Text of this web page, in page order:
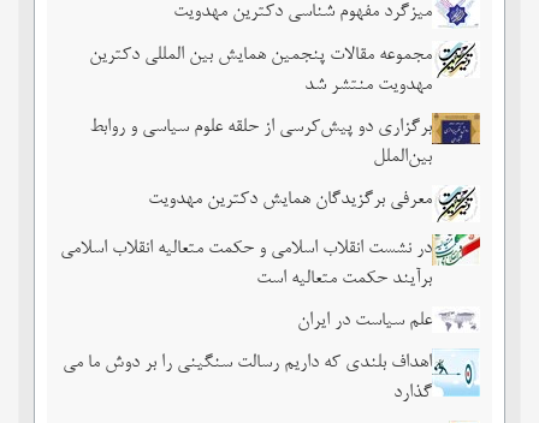
میزگرد مفهوم شناسی دکترین مهدویت
مجموعه مقالات پنجمین همایش بین المللی دکترین
مهدویت منتشر شد
برگزاری دو پیش‌کرسی از حلقه علوم سیاسی و روابط
بین‌الملل
معرفی برگزیدگان همایش دکترین مهدویت
در نشست انقلاب اسلامی و حکمت متعالیه انقلاب اسلامی
برآیند حکمت متعالیه است
علم سیاست در ایران
اهداف بلندی که داریم رسالت سنگینی را بر دوش ما می
گذارد